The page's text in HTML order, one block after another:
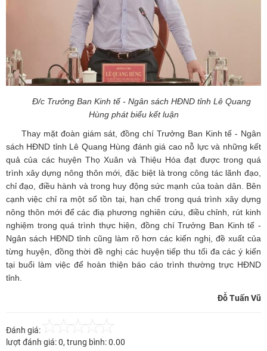
Đ/c Trưởng Ban Kinh tế - Ngân sách HĐND tỉnh Lê Quang
Hùng phát biểu kết luận
Thay mặt đoàn giám sát, đồng chí Trưởng Ban Kinh tế - Ngân
sách HĐND tỉnh Lê Quang Hùng đánh giá cao nỗ lực và những kết
quả của các huyện Thọ Xuân và Thiệu Hóa đạt được trong quá
trình xây dựng nông thôn mới, đặc biệt là trong công tác lãnh đạo,
chỉ đạo, điều hành và trong huy động sức mạnh của toàn dân. Bên
cạnh việc chỉ ra một số tồn tại, hạn chế trong quá trình xây dựng
nông thôn mới để các điạ phương nghiên cứu, điều chỉnh, rút kinh
nghiệm trong quá trình thực hiện, đồng chí Trưởng Ban Kinh tế -
Ngân sách HĐND tỉnh cũng làm rõ hơn các kiến nghị, đề xuất của
từng huyện, đồng thời đề nghị các huyện tiếp thu tối đa các ý kiến
tại buổi làm việc để hoàn thiện báo cáo trình thường trực HĐND
tỉnh.
Đỗ Tuấn Vũ
Đánh giá:
lượt đánh giá:0, trung bình:0.00